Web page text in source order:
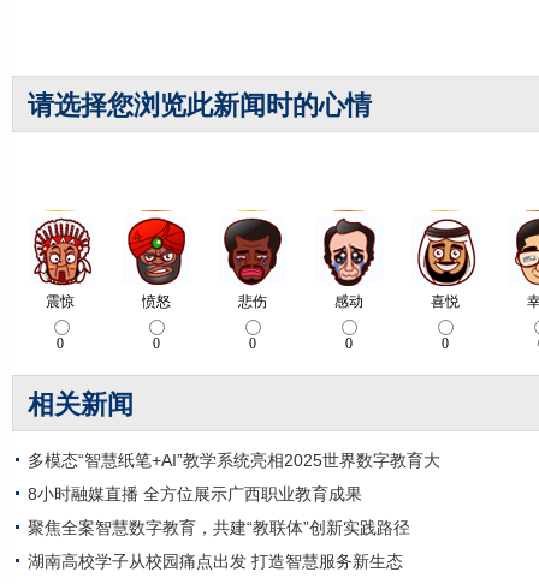
请选择您浏览此新闻时的心情
相关新闻
多模态“智慧纸笔+AI”教学系统亮相2025世界数字教育大
8小时融媒直播 全方位展示广西职业教育成果
聚焦全案智慧数字教育，共建“教联体”创新实践路径
湖南高校学子从校园痛点出发 打造智慧服务新生态